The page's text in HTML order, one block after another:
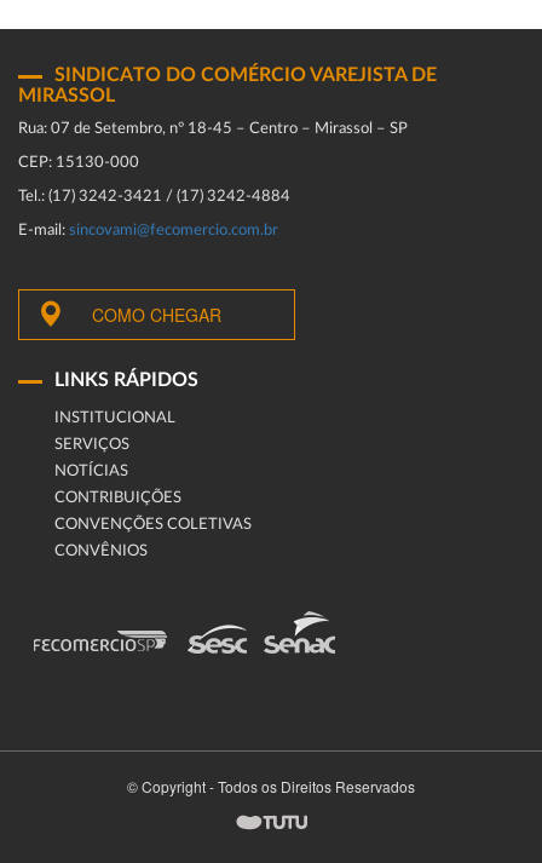
SINDICATO DO COMÉRCIO VAREJISTA DE
MIRASSOL
Rua: 07 de Setembro, n° 18-45 – Centro – Mirassol – SP
CEP: 15130-000
Tel.: (17) 3242-3421 / (17) 3242-4884
E-mail: sincovami@fecomercio.com.br
COMO CHEGAR
LINKS RÁPIDOS
INSTITUCIONAL
SERVIÇOS
NOTÍCIAS
CONTRIBUIÇÕES
CONVENÇÕES COLETIVAS
CONVÊNIOS
© Copyright - Todos os Direitos Reservados